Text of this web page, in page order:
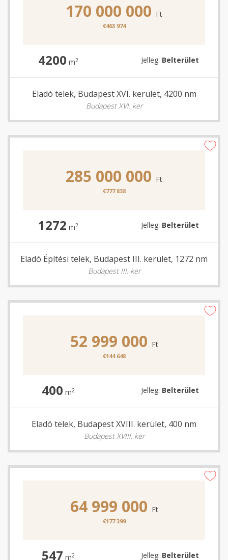
170 000 000 Ft
€463 974
4200 m2 Jelleg: Belterület
Eladó telek, Budapest XVI. kerület, 4200 nm
Budapest XVI. ker
285 000 000 Ft
€777 838
1272 m2 Jelleg: Belterület
Eladó Építési telek, Budapest III. kerület, 1272 nm
Budapest III. ker
52 999 000 Ft
€144 648
400 m2 Jelleg: Belterület
Eladó telek, Budapest XVIII. kerület, 400 nm
Budapest XVIII. ker
64 999 000 Ft
€177 399
547 m2 Jelleg: Belterület